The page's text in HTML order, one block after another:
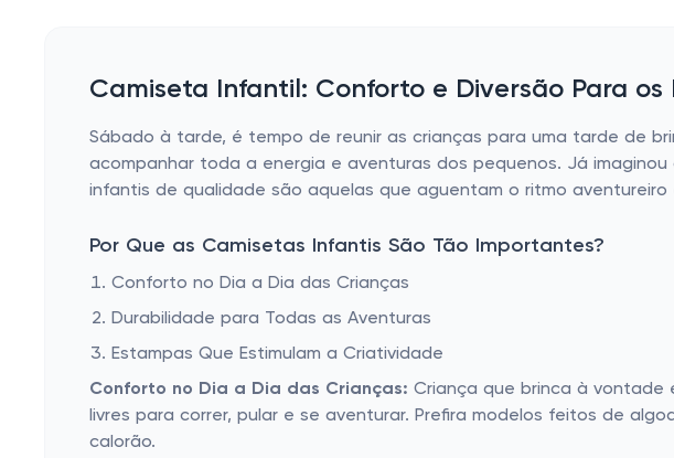
Camiseta Infantil: Conforto e Diversão Para os
Sábado à tarde, é tempo de reunir as crianças para uma tarde de
acompanhar toda a energia e aventuras dos pequenos. Já
infantis de qualidade são aquelas que aguentam o ritmo aventureiro
Por Que as Camisetas Infantis São Tão Importantes?
Conforto no Dia a Dia das Crianças
Durabilidade para Todas as Aventuras
Estampas Que Estimulam a Criatividade
Conforto no Dia a Dia das Crianças: Criança que brinca à vontade
livres para correr, pular e se aventurar. Prefira modelos feitos de
calorão.